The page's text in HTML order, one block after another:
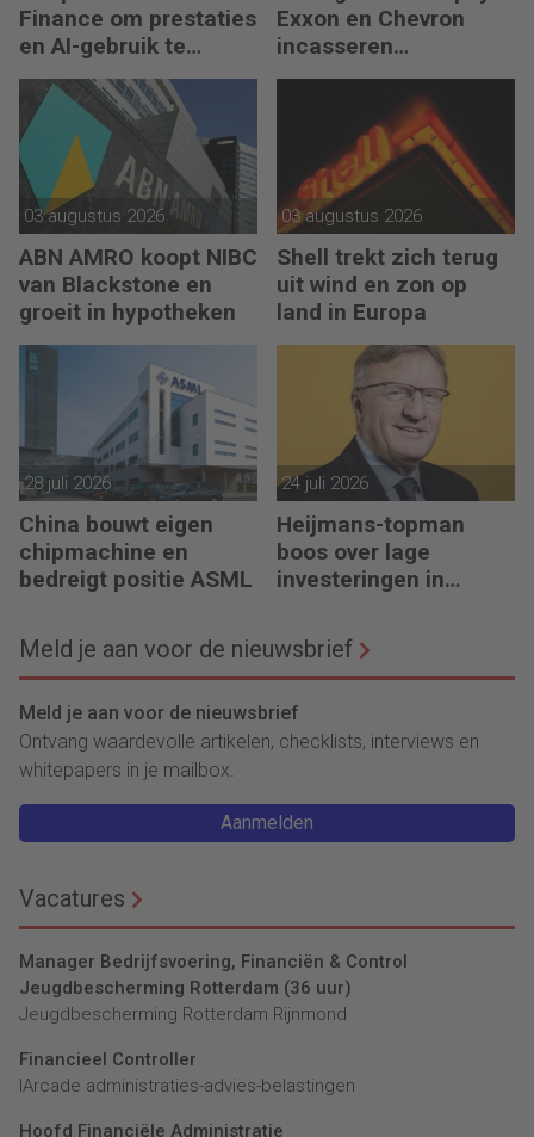
Finance om prestaties
en AI-gebruik te
versnellen
Exxon en Chevron
incasseren
miljardenwinsten
03 augustus 2026
ABN AMRO koopt NIBC
van Blackstone en
groeit in hypotheken
03 augustus 2026
Shell trekt zich terug
uit wind en zon op
land in Europa
28 juli 2026
China bouwt eigen
chipmachine en
bedreigt positie ASML
24 juli 2026
Heijmans-topman
boos over lage
investeringen in
Meld je aan voor de nieuwsbrief
Meld je aan voor de nieuwsbrief
Ontvang waardevolle artikelen, checklists, interviews en
whitepapers in je mailbox.
Aanmelden
Vacatures
Manager Bedrijfsvoering, Financiën & Control
Jeugdbescherming Rotterdam (36 uur)
Jeugdbescherming Rotterdam Rijnmond
Financieel Controller
lArcade administraties-advies-belastingen
Hoofd Financiële Administratie